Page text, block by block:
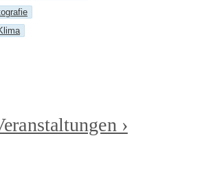
›